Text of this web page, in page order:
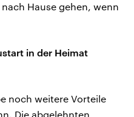
Hause gehen, wenn
in der Heimat
noch weitere Vorteile
Die abgelehnten